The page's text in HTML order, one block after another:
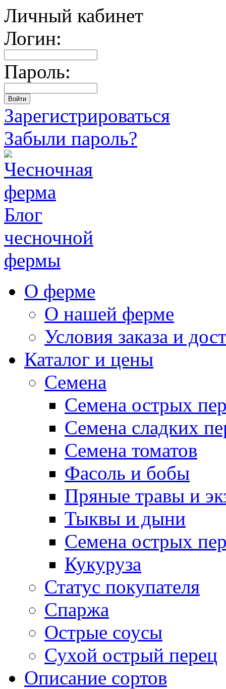
Личный кабинет
Логин:
Пароль:
Зарегистрироваться
Забыли пароль?
Блог
чесночной
фермы
О ферме
О нашей ферме
Условия заказа и
Каталог и цены
Семена
Семена острых
Семена сладких
Семена томатов
Фасоль и бобы
Пряные травы и
Тыквы и дыни
Семена острых
Кукуруза
Статус покупателя
Спаржа
Острые соусы
Сухой острый перец
Описание сортов